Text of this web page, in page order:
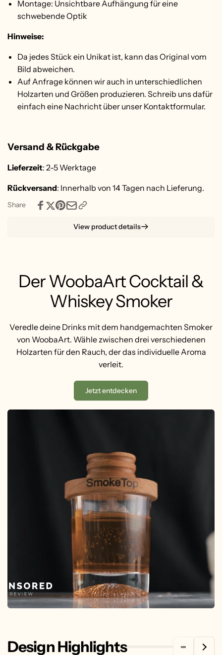
Montage: Unsichtbare Aufhängung für eine
schwebende Optik
Hinweise:
Da jedes Stück ein Unikat ist, kann das Original vom
Bild abweichen.
Auf Anfrage können wir auch in unterschiedlichen
Holzarten und Größen produzieren. Schreib uns dafür
einfach eine Nachricht über unser Kontaktformular.
Versand & Rückgabe
Lieferzeit: 2-5 Werktage
Rückversand: Innerhalb von 14 Tagen nach Lieferung.
Share
View product details
Der WoobaArt Cocktail &
Whiskey Smoker
Veredle deine Drinks mit dem handgemachten Smoker
von WoobaArt. Wähle zwischen drei verschiedenen
Holzarten für den Rauch, der das individuelle Aroma
verleit.
Jetzt entdecken
Design Highlights